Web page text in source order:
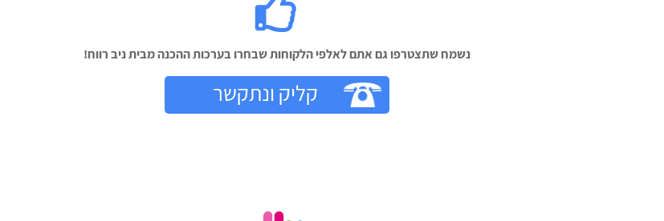
נשמח שתצטרפו גם אתם לאלפי הלקוחות שבחרו בערכות ההכנה מבית ניב רווח!‬
קליק ונתקשר